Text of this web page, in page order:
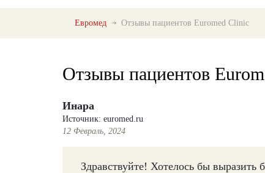
Евромед Отзывы пациентов Euromed Clinic
Отзывы пациентов
Инара
Источник: euromed.ru
12 Февраль, 2024
Здравствуйте! Хотелось бы выразить